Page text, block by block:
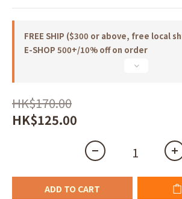
FREE SHIP ($300 or above, free local
E-SHOP 500+/10% off on order
HK$170.00
HK$125.00
ADD TO CART